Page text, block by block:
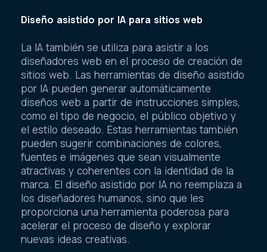
Diseño asistido por IA para sitios web
La IA también se utiliza para asistir a los
diseñadores web en el proceso de creación de
sitios web. Las herramientas de diseño asistido
por IA pueden generar automáticamente
diseños web a partir de instrucciones simples,
como el tipo de negocio, el público objetivo y
el estilo deseado. Estas herramientas también
pueden sugerir combinaciones de colores,
fuentes e imágenes que sean visualmente
atractivas y coherentes con la identidad de la
marca. El diseño asistido por IA no reemplaza a
los diseñadores humanos, sino que les
proporciona una herramienta poderosa para
acelerar el proceso de diseño y explorar
nuevas ideas creativas.